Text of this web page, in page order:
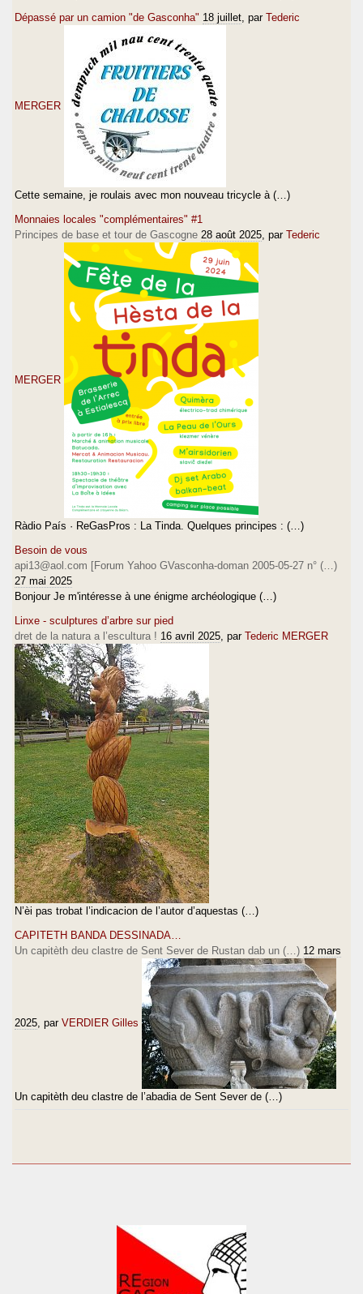
Dépassé par un camion "de Gasconha" 18 juillet , par Tederic
MERGER
Cette semaine, je roulais avec mon nouveau tricycle à (…)
Monnaies locales "complémentaires" #1
Principes de base et tour de Gascogne 28 août 2025 , par Tederic
MERGER
Ràdio País · ReGasPros : La Tinda. Quelques principes : (…)
Besoin de vous
api13@aol.com [Forum Yahoo GVasconha-doman 2005-05-27 n° (…)
27 mai 2025
Bonjour Je m'intéresse à une énigme archéologique (…)
Linxe - sculptures d’arbre sur pied
dret de la natura a l’escultura ! 16 avril 2025 , par Tederic MERGER
N’èi pas trobat l’indicacion de l’autor d’aquestas (…)
CAPITETH BANDA DESSINADA…
Un capitèth deu clastre de Sent Sever de Rustan dab un (…) 12 mars
2025 , par VERDIER Gilles
Un capitèth deu clastre de l’abadia de Sent Sever de (…)